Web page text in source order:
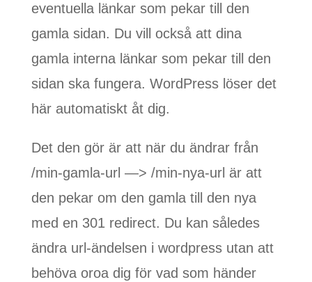
eventuella länkar som pekar till den
gamla sidan. Du vill också att dina
gamla interna länkar som pekar till den
sidan ska fungera. WordPress löser det
här automatiskt åt dig.
Det den gör är att när du ändrar från
/min-gamla-url —> /min-nya-url är att
den pekar om den gamla till den nya
med en 301 redirect. Du kan således
ändra url-ändelsen i wordpress utan att
behöva oroa dig för vad som händer